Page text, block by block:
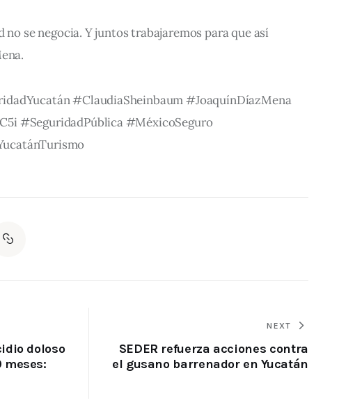
no se negocia. Y juntos trabajaremos para que así
#ClaudiaSheinbaum #JoaquínDíazMena
#SeguridadPública #MéxicoSeguro
doloso
meses:
NEXT
SEDER refuerza acciones contra
el gusano barrenador en Yucatán